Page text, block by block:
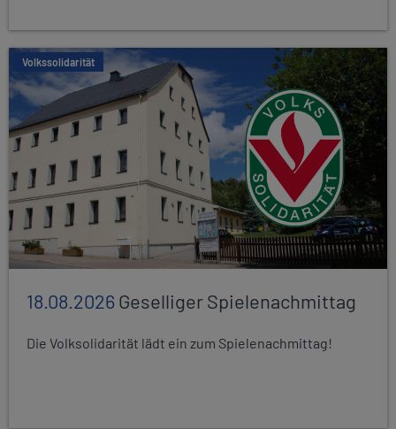
Volkssolidarität
18.08.2026Geselliger Spielenachmittag
Die Volksolidarität lädt ein zum Spielenachmittag!